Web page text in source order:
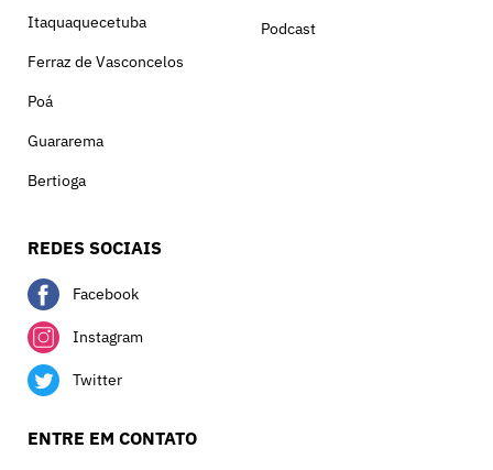
Itaquaquecetuba
Ferraz de Vasconcelos
Poá
Guararema
Bertioga
Podcast
REDES SOCIAIS
Facebook
Instagram
Twitter
ENTRE EM CONTATO